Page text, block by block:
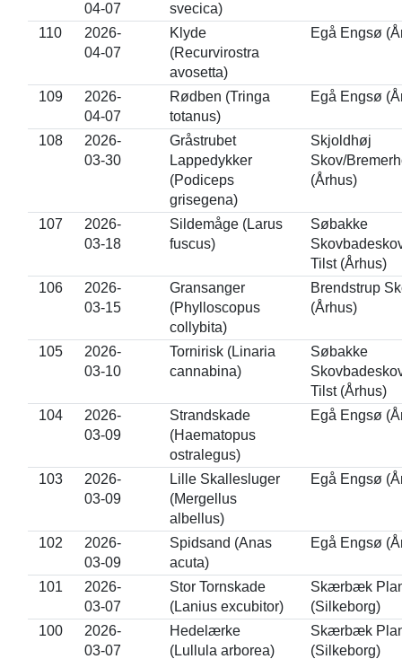
04-07
svecica)
110
2026-
04-07
Klyde
(Recurvirostra
avosetta)
Egå Engsø
109
2026-
04-07
Rødben (Tringa
totanus)
Egå Engsø
108
2026-
03-30
Gråstrubet
Lappedykker
(Podiceps
grisegena)
Skjoldhøj
Skov/
(Århus)
107
2026-
03-18
Sildemåge (Larus
fuscus)
Søbakke
Tilst (Århus)
106
2026-
03-15
Gransanger
(Phylloscopus
collybita)
Brendstrup
(Århus)
105
2026-
03-10
Tornirisk (Linaria
cannabina)
Søbakke
Tilst (Århus)
104
2026-
03-09
Strandskade
(Haematopus
ostralegus)
Egå Engsø
103
2026-
03-09
Lille Skallesluger
(Mergellus
albellus)
Egå Engsø
102
2026-
03-09
Spidsand (Anas
acuta)
Egå Engsø
101
2026-
03-07
Stor Tornskade
(Lanius excubitor)
Skærbæk
(Silkeborg)
100
2026-
03-07
Hedelærke
(Lullula arborea)
Skærbæk
(Silkeborg)